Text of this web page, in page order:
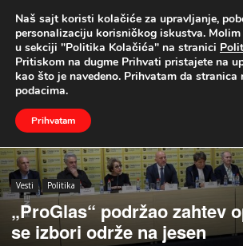
UŽIVO
Naslovna Vesti Politika
Vesti Politika
„ProGlas“ podržao zahtev
se izbori održe na jesen
Naš sajt koristi kolačiće za upravljanje,
personalizaciju korisničkog iskustva.
u sekciji "Politika Kolačića" na stranici
Pritiskom na dugme Prihvati pristajete na
kao što je navedeno. Prihvatam da stranica
podacima.
Prihvatam